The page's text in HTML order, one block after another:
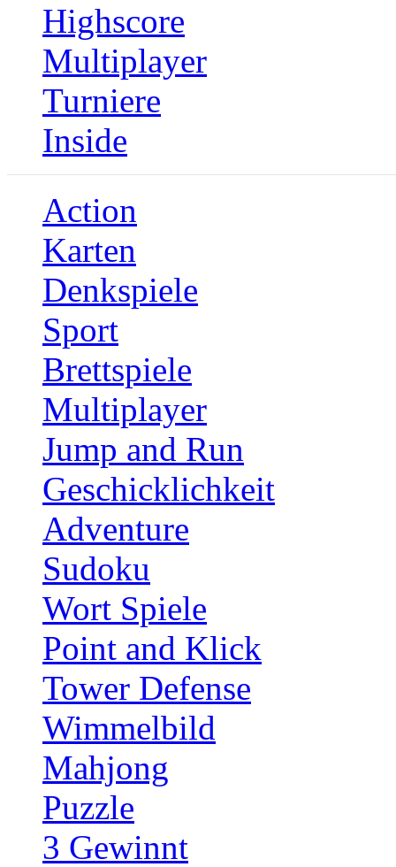
Highscore
Multiplayer
Turniere
Inside
Action
Karten
Denkspiele
Sport
Brettspiele
Multiplayer
Jump and Run
Geschicklichkeit
Adventure
Sudoku
Wort Spiele
Point and Klick
Tower Defense
Wimmelbild
Mahjong
Puzzle
3 Gewinnt